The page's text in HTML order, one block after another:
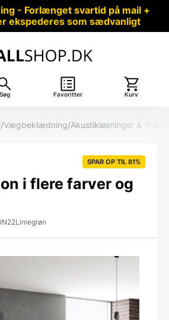
- Forlænget svartid på mail +
ekspederes som sædvanligt
Søg Favoritter Kurv
/Vægbeklædning/Akustikløsninger &
SPAR OP TIL 81%
i flere farver og